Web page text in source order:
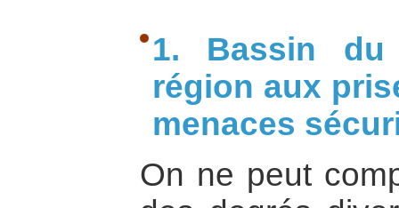
1. Bassin
région aux
menaces
On ne peut